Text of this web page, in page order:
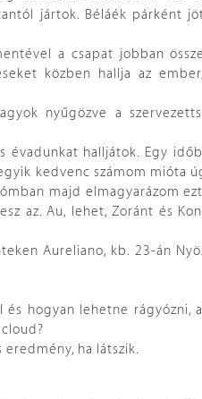
jártok. Béláék párként
a csapat jobban
közben hallja az
nyűgözve a
évadunkat halljátok. Egy
kedvenc számom mióta
majd elmagyarázom
az. Au, lehet, Zoránt és
Aureliano, kb. 23-án
hogyan lehetne rágyózni,
ha látszik.